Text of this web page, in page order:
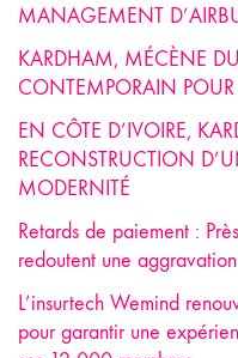
MANAGEMENT
KARDHAM, MÉCÈNE
CONTEMPORAIN
EN CÔTE D’IVOIRE,
RECONSTRUCTION
MODERNITÉ
Retards de paiement :
redoutent une
L’insurtech Wemind
pour garantir une